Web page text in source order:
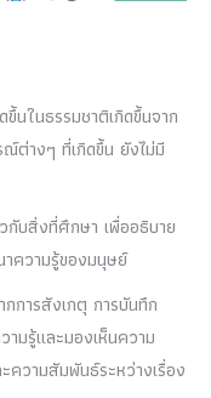
นในธรรมชาติเกิดขึ้นจาก
ต่างๆ ที่เกิดขึ้น ยังไม่มี
กับสิ่งที่ศึกษา เพื่ออธิบาย
ความรู้ของมนุษย์
การสังเกตุ การบันทึก
ามรู้และมองเห็นความ
วามสัมพันธ์ระหว่างเรื่อง